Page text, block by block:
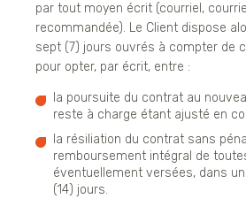
par tout moyen écrit (courriel,
recommandée). Le Client dispose
sept (7) jours ouvrés à compter de
pour opter, par écrit, entre :
la poursuite du contrat au
reste à charge étant ajusté en
la résiliation du contrat sans
remboursement intégral de
éventuellement versées, dans
(14) jours.